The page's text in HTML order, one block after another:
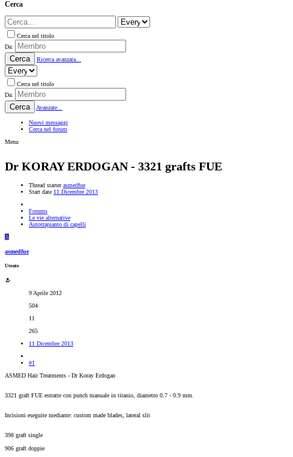
Cerca
Cerca nel titolo
Da:
Cerca Ricerca avanzata...
Cerca nel titolo
Da:
Cerca Avanzate...
Nuovi messaggi
Cerca nel forum
Menu
Dr KORAY ERDOGAN - 3321 grafts FUE
Thread starter asmedfue
Start date 11 Dicembre 2013
Forums
Le vie alternative
Autotrapianto di capelli
A
asmedfue
Utente
9 Aprile 2012
504
11
265
11 Dicembre 2013
#1
ASMED Hair Treatments - Dr Koray Erdogan
3321 graft FUE estratte con punch manuale in titanio, diametro 0.7 - 0.9 mm.
Incisioni eseguite mediante: custom made blades, lateral slit
398 graft single
906 graft doppie